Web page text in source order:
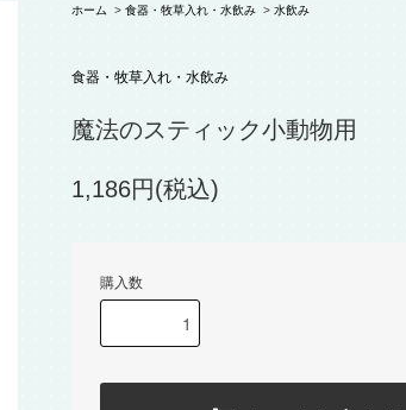
ホーム > 食器・牧草入れ・水飲み > 水飲み
食器・牧草入れ・水飲み
魔法のスティック小動物用
1,186円(税込)
購入数